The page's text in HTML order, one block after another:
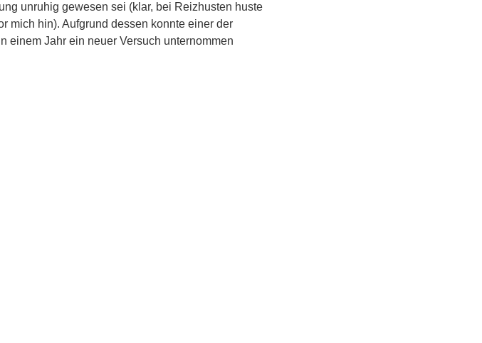
unruhig gewesen sei (klar, bei Reizhusten huste
mich hin). Aufgrund dessen konnte einer der
einem Jahr ein neuer Versuch unternommen